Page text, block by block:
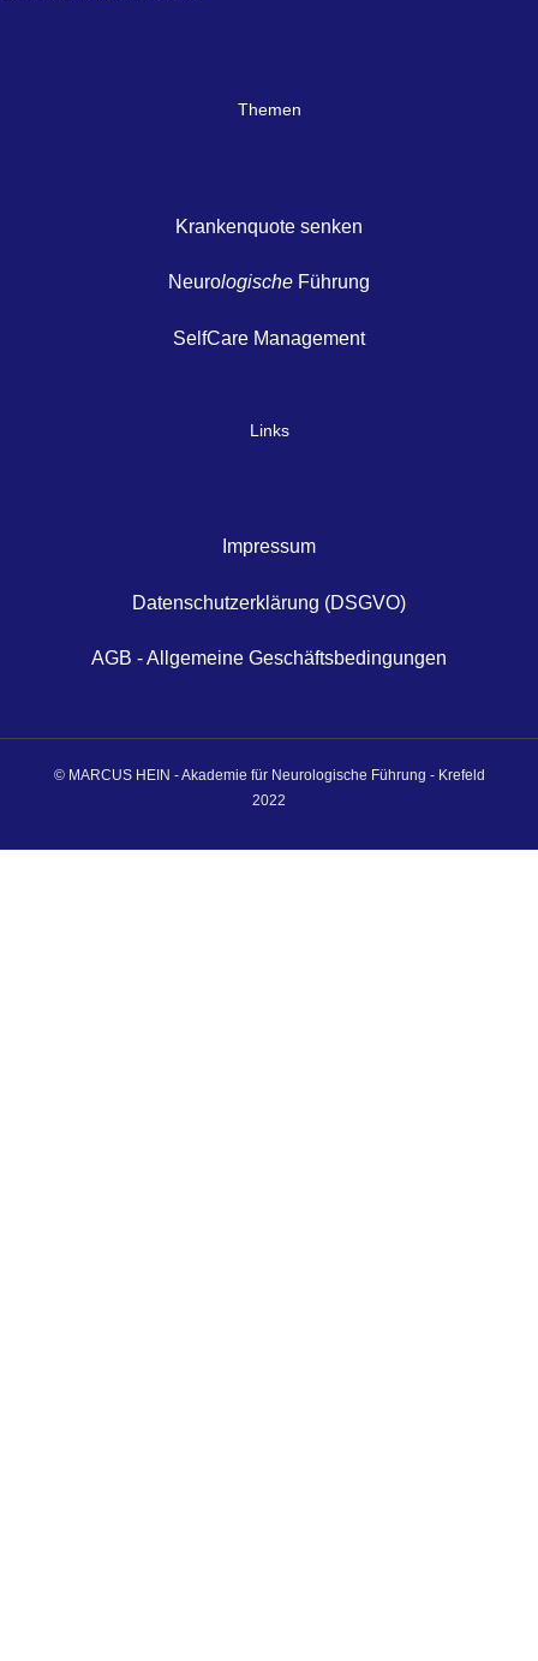
Themen
Krankenquote senken
Neurologische Führung
SelfCare Management
Links
Impressum
Datenschutzerklärung (DSGVO)
AGB - Allgemeine Geschäftsbedingungen
© MARCUS HEIN - Akademie für Neurologische Führung - Krefeld
2022